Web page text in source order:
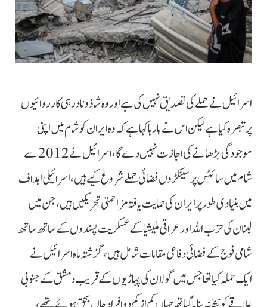
اسرائیل نے حملے کی تصدیق نہیں کی ہے اور وہ شاذ و نادر ہی کارروائیوں
پر تبصرہ کیا ہے لیکن اس نے بارہا کہا ہے کہ وہ ایران کو شام میں اپنی
موجودگی بڑھانے کی اجازت نہیں دے گا، اسرائیل نے 2012 سے
شام میں سائٹس پر سینکڑوں فضائی حملے شروع کیے ہیں، اسرائیلی اہداف
میں بنیادی طور پر ایران کی حمایت یافتہ مزاحمتی تحریکیں ہیں، جن میں
لبنان کی حزب اللہ اور عراقی ملیشیا کے عسکریت پسندوں کے ساتھ ساتھ
شامی فوج کے فضائی دفاعی مقامات شامل ہیں، گزشتہ ماہ اسرائیل نے
ایک حملہ کیا تھا جس میں گولان کی پہاڑیوں کے قریب دمشق کے جنوبی